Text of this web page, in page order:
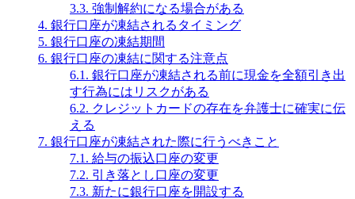
3.3. 強制解約になる場合がある
4. 銀行口座が凍結されるタイミング
5. 銀行口座の凍結期間
6. 銀行口座の凍結に関する注意点
6.1. 銀行口座が凍結される前に現金を全額引き出
す行為にはリスクがある
6.2. クレジットカードの存在を弁護士に確実に伝
える
7. 銀行口座が凍結された際に行うべきこと
7.1. 給与の振込口座の変更
7.2. 引き落とし口座の変更
7.3. 新たに銀行口座を開設する